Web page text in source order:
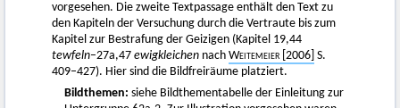
vorgesehen. Die zweite Textpassage enthält den Text zu
den Kapiteln der Versuchung durch die Vertraute bis zum
Kapitel zur Bestrafung der Geizigen (Kapitel 19,44
tewfeln–27a,47 ewigkleichen nach Weitemeier [2006] S.
409–427). Hier sind die Bildfreiräume platziert.
Bildthemen: siehe Bildthementabelle der Einleitung zur